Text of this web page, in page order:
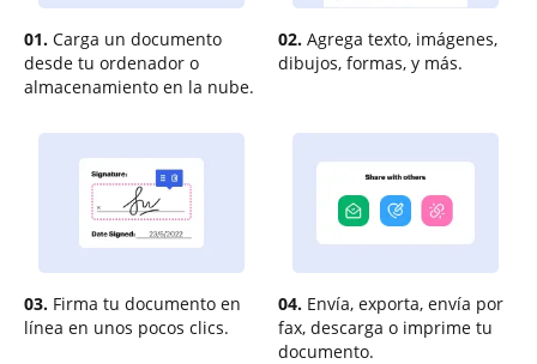
01. Carga un documento
desde tu ordenador o
almacenamiento en la nube.
02. Agrega texto, imágenes,
dibujos, formas, y más.
03. Firma tu documento en
línea en unos pocos clics.
04. Envía, exporta, envía por
fax, descarga o imprime tu
documento.